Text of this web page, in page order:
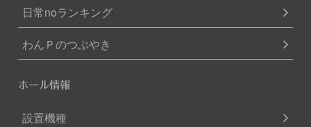
日常noランキング
わんＰのつぶやき
ホール情報
設置機種